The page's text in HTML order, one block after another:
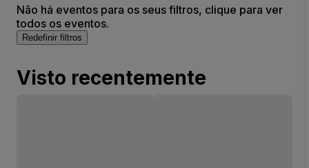
Não há eventos para os seus filtros, clique para ver
todos os eventos.
Redefinir filtros
Visto recentemente